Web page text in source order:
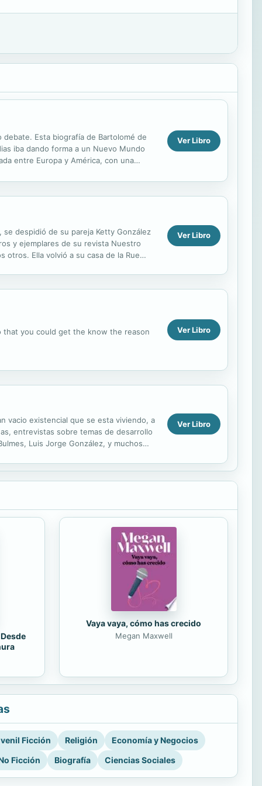
Esta biografía de Bartolomé de
iba dando forma a un Nuevo Mundo
entre Europa y América, con una
Ver Libro
despidió de su pareja Ketty González
y ejemplares de su revista Nuestro
otros. Ella volvió a su casa de la Rue
Ver Libro
that you could get the know the reason Ver Libro
vacio existencial que se esta viviendo, a
entrevistas sobre temas de desarrollo
Luis Jorge González, y muchos
Ver Libro
Vaya vaya, cómo has crecido
Megan Maxwell
Ficción Religión
Economía y Negocios
Ficción
Biografía Ciencias Sociales